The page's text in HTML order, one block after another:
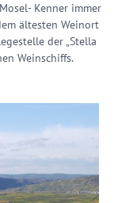
Kenner immer
ältesten Weinort
der „Stella
Weinschiffs.